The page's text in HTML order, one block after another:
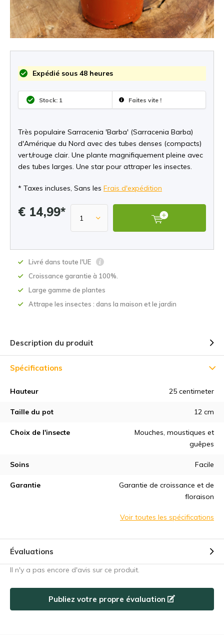
Expédié sous 48 heures
Stock: 1 Faites vite !
Très populaire Sarracenia 'Barba' (Sarracenia Barba)
d'Amérique du Nord avec des tubes denses (compacts)
vert/rouge clair. Une plante magnifiquement pleine avec
des tubes larges. Une star pour attraper les insectes.
* Taxes incluses, Sans les Frais d'expédition
€ 14,99*
Livré dans toute l'UE
Croissance garantie à 100%.
Large gamme de plantes
Attrape les insectes : dans la maison et le jardin
Description du produit
Spécifications
Hauteur 25 centimeter
Taille du pot 12 cm
Choix de l'insecte
Mouches, moustiques et
guêpes
Soins Facile
Garantie
Garantie de croissance et de
floraison
Voir toutes les spécifications
Évaluations
Il n'y a pas encore d'avis sur ce produit.
Publiez votre propre évaluation